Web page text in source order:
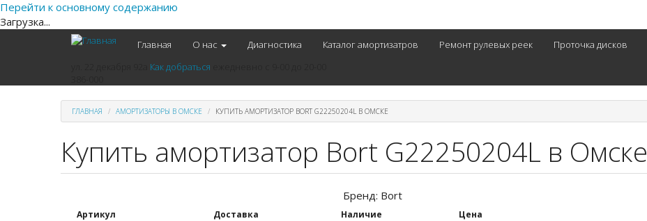
Перейти к основному содержанию
Загрузка...
Главная О нас Диагностика Каталог амортизатров Ремонт рулевых реек Проточка дисков
Как добраться
ГЛАВНАЯ АМОРТИЗАТОРЫ В ОМСКЕ КУПИТЬ АМОРТИЗАТОР BORT G22250204L В ОМСКЕ
Купить амортизатор Bort G22250204L в Омске
Бренд: Bort
Артикул Доставка Наличие Цена